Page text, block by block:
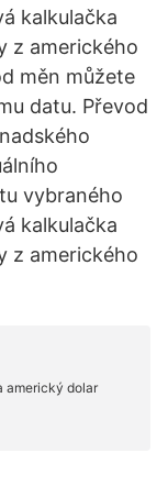
kalkulačka
z amerického
měn můžete
datu. Převod
vybraného
kalkulačka
z amerického